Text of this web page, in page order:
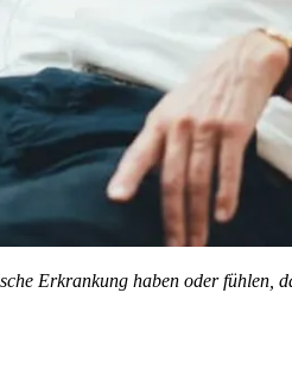
Erkrankung haben oder